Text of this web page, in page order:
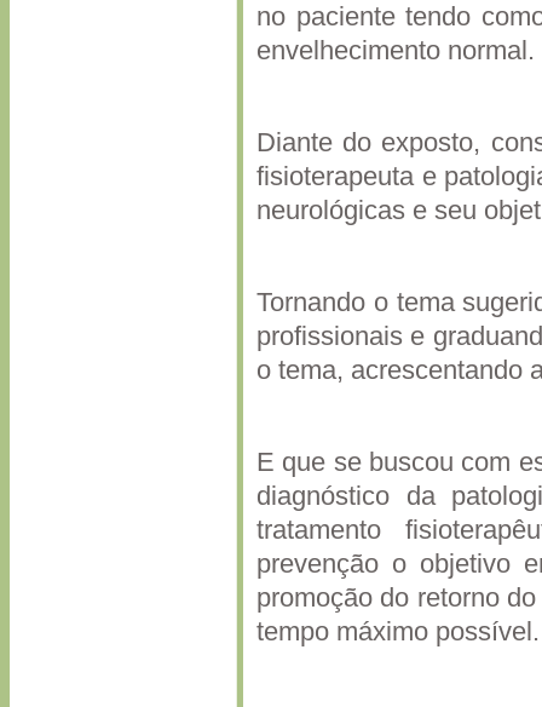
no paciente tendo
envelhecimento normal.
Diante do exposto,
fisioterapeuta e
neurológicas e seu
Tornando o tema
profissionais e
o tema, acrescentando
E que se buscou com
diagnóstico da
tratamento
prevenção o objetivo
promoção do retorno
tempo máximo possível.